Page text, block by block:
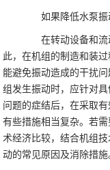
如果降低水泵振
在转动设备和流
此，在机组的制造和装
能避免振动造成的干扰
组发生振动时，应针对
问题的症结后，在采取
有些措施相当复杂。若
术经济比较，结合机组
动的常见原因及消除措施